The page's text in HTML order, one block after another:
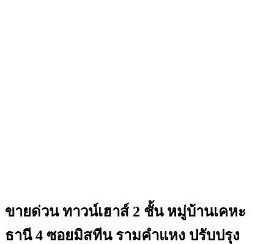
ขายด่วน ทาวน์เฮาส์ 2 ชั้น หมู่บ้านเคหะ
ธานี 4 ซอยมิสทีน รามคำแหง ปรับปรุง